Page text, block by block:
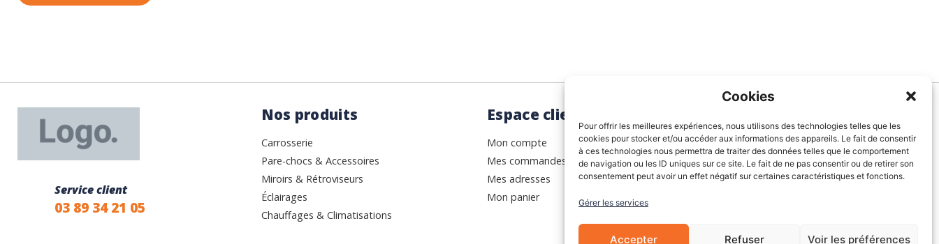
Cookies
Pour offrir les meilleures expériences, nous utilisons des technologies telles que les
cookies pour stocker et/ou accéder aux informations des appareils. Le fait de consentir
à ces technologies nous permettra de traiter des données telles que le comportement
de navigation ou les ID uniques sur ce site. Le fait de ne pas consentir ou de retirer son
consentement peut avoir un effet négatif sur certaines caractéristiques et fonctions.
Gérer les services
Accepter Refuser Voir les préférences
Service client
03 89 34 21 05
Nos produits
Carrosserie
Pare-chocs & Accessoires
Miroirs & Rétroviseurs
Éclairages
Chauffages & Climatisations
Espace client
Mon compte
Mes commandes
Mes adresses
Mon panier
À Propos de nous
Blog
Contactez-nous
Cookies